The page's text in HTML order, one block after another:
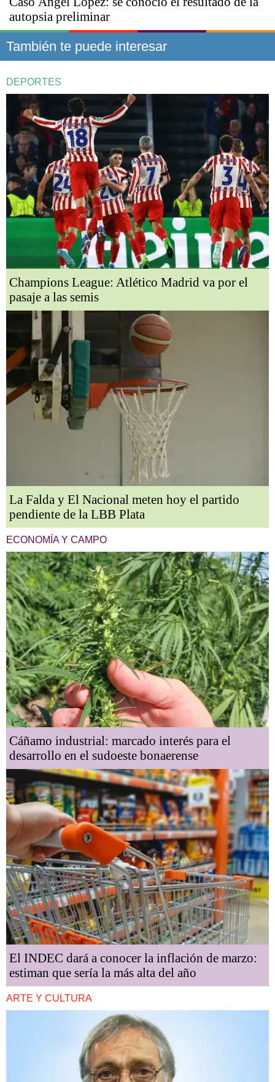
autopsia preliminar
También te puede interesar
DEPORTES
Champions League: Atlético Madrid va por el
pasaje a las semis
La Falda y El Nacional meten hoy el partido
pendiente de la LBB Plata
ECONOMÍA Y CAMPO
Cáñamo industrial: marcado interés para el
desarrollo en el sudoeste bonaerense
El INDEC dará a conocer la inflación de marzo:
estiman que sería la más alta del año
ARTE Y CULTURA